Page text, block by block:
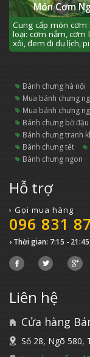
Món Cơm
Cung cấp món cơm
loại: cơm nắm, cơm
xôi, đem đi du lịch,
bánh chưng hà nội
mua bánh chưng
mua bánh chưng
bánh chưng bờ đậu
bánh chưng tranh
bánh chưng tết
bánh chưng ngon
Hỗ trợ
› Gọi mua hàng
096 831
› Thời gian: 7:15 -
Liên hệ
Cửa hàng
Số 28, Ngõ 580,